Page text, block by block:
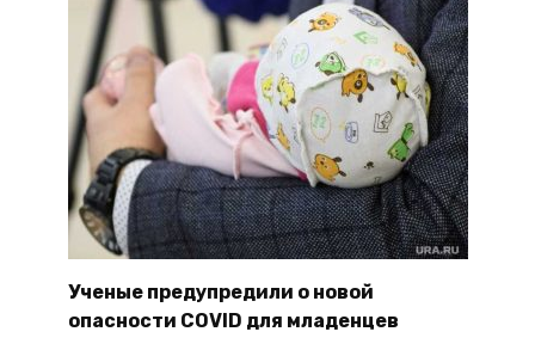
Ученые предупредили о новой
опасности COVID для младенцев